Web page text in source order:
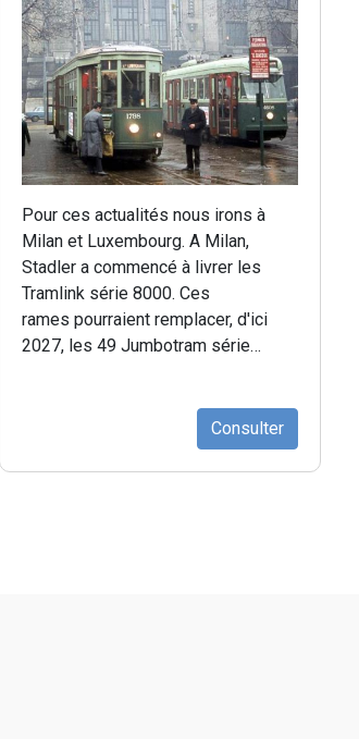
Pour ces actualités nous irons à
Milan et Luxembourg. A Milan,
Stadler a commencé à livrer les
Tramlink série 8000. Ces
rames pourraient remplacer, d'ici
2027, les 49 Jumbotram série…
Consulter